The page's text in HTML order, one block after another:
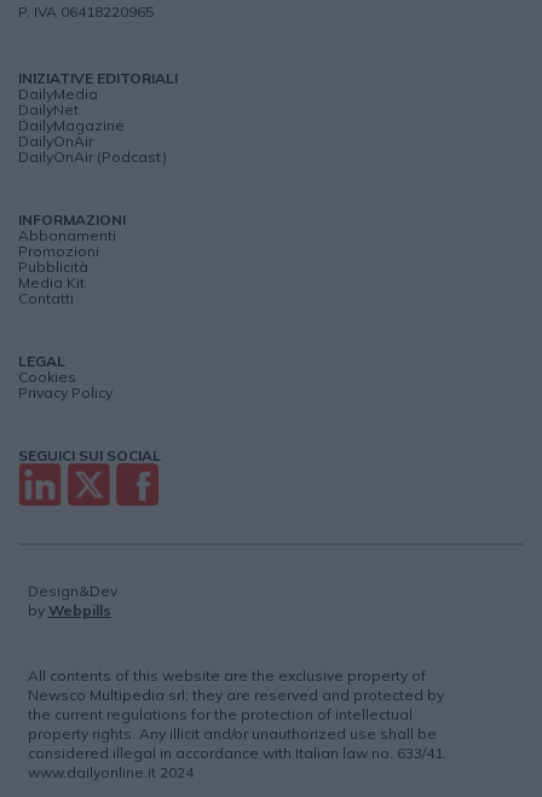
P. IVA 06418220965
INIZIATIVE EDITORIALI
DailyMedia
DailyNet
DailyMagazine
DailyOnAir
DailyOnAir (Podcast)
INFORMAZIONI
Abbonamenti
Promozioni
Pubblicità
Media Kit
Contatti
LEGAL
Cookies
Privacy Policy
SEGUICI SUI SOCIAL
Design&Dev
by Webpills
All contents of this website are the exclusive property of
Newsco Multipedia srl; they are reserved and protected by
the current regulations for the protection of intellectual
property rights. Any illicit and/or unauthorized use shall be
considered illegal in accordance with Italian law no. 633/41.
www.dailyonline.it 2024